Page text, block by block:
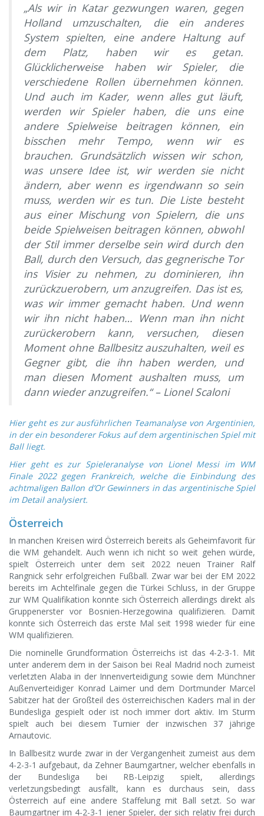
„Als wir in Katar gezwungen waren, gegen
Holland umzuschalten, die ein anderes
System spielten, eine andere Haltung auf
dem Platz, haben wir es getan.
Glücklicherweise haben wir Spieler, die
verschiedene Rollen übernehmen können.
Und auch im Kader, wenn alles gut läuft,
werden wir Spieler haben, die uns eine
andere Spielweise beitragen können, ein
bisschen mehr Tempo, wenn wir es
brauchen. Grundsätzlich wissen wir schon,
was unsere Idee ist, wir werden sie nicht
ändern, aber wenn es irgendwann so sein
muss, werden wir es tun. Die Liste besteht
aus einer Mischung von Spielern, die uns
beide Spielweisen beitragen können, obwohl
der Stil immer derselbe sein wird durch den
Ball, durch den Versuch, das gegnerische Tor
ins Visier zu nehmen, zu dominieren, ihn
zurückzuerobern, um anzugreifen. Das ist es,
was wir immer gemacht haben. Und wenn
wir ihn nicht haben… Wenn man ihn nicht
zurückerobern kann, versuchen, diesen
Moment ohne Ballbesitz auszuhalten, weil es
Gegner gibt, die ihn haben werden, und
man diesen Moment aushalten muss, um
dann wieder anzugreifen.“ – Lionel Scaloni
Hier geht es zur ausführlichen Teamanalyse von Argentinien,
in der ein besonderer Fokus auf dem argentinischen Spiel mit
Ball liegt.
Hier geht es zur Spieleranalyse von Lionel Messi im WM
Finale 2022 gegen Frankreich, welche die Einbindung des
achtmaligen Ballon d’Or Gewinners in das argentinische Spiel
im Detail analysiert.
Österreich
In manchen Kreisen wird Österreich bereits als Geheimfavorit für
die WM gehandelt. Auch wenn ich nicht so weit gehen würde,
spielt Österreich unter dem seit 2022 neuen Trainer Ralf
Rangnick sehr erfolgreichen Fußball. Zwar war bei der EM 2022
bereits im Achtelfinale gegen die Türkei Schluss, in der Gruppe
zur WM Qualifikation konnte sich Österreich allerdings direkt als
Gruppenerster vor Bosnien-Herzegowina qualifizieren. Damit
konnte sich Österreich das erste Mal seit 1998 wieder für eine
WM qualifizieren.
Die nominelle Grundformation Österreichs ist das 4-2-3-1. Mit
unter anderem dem in der Saison bei Real Madrid noch zumeist
verletzten Alaba in der Innenverteidigung sowie dem Münchner
Außenverteidiger Konrad Laimer und dem Dortmunder Marcel
Sabitzer hat der Großteil des österreichischen Kaders mal in der
Bundesliga gespielt oder ist noch immer dort aktiv. Im Sturm
spielt auch bei diesem Turnier der inzwischen 37 jährige
Arnautovic.
In Ballbesitz wurde zwar in der Vergangenheit zumeist aus dem
4-2-3-1 aufgebaut, da Zehner Baumgartner, welcher ebenfalls in
der Bundesliga bei RB-Leipzig spielt, allerdings
verletzungsbedingt ausfällt, kann es durchaus sein, dass
Österreich auf eine andere Staffelung mit Ball setzt. So war
Baumgartner im 4-2-3-1 jener Spieler, der sich relativ frei durch